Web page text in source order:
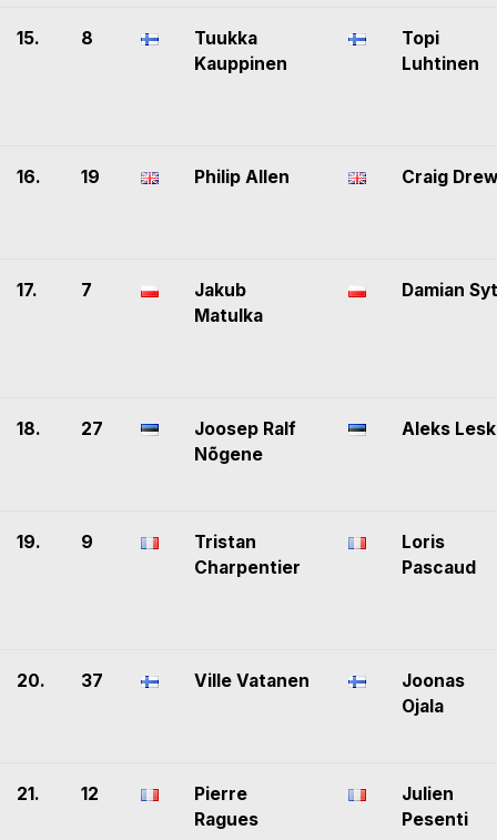
15. 8
Tuukka
Kauppinen
Topi
Luhtinen
16. 19 Philip Allen Craig Drew
17. 7
Jakub
Matulka
Damian
18. 27
Joosep Ralf
Nõgene
Aleks Lesk
19. 9
Tristan
Charpentier
Loris
Pascaud
20. 37 Ville Vatanen
Joonas
Ojala
21. 12
Pierre
Ragues
Julien
Pesenti